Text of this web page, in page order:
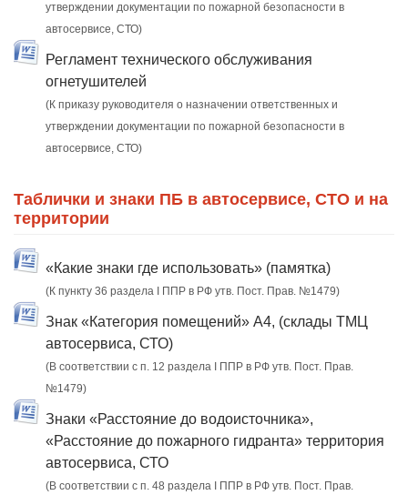
утверждении документации по пожарной безопасности в
автосервисе, СТО)
Регламент технического обслуживания
огнетушителей
(К приказу руководителя о назначении ответственных и
утверждении документации по пожарной безопасности в
автосервисе, СТО)
Таблички и знаки ПБ в автосервисе, СТО и на
территории
«Какие знаки где использовать» (памятка)
(К пункту 36 раздела I ППР в РФ утв. Пост. Прав. №1479)
Знак «Категория помещений» А4, (склады ТМЦ
автосервиса, СТО)
(В соответствии с п. 12 раздела I ППР в РФ утв. Пост. Прав.
№1479)
Знаки «Расстояние до водоисточника»,
«Расстояние до пожарного гидранта» территория
автосервиса, СТО
(В соответствии с п. 48 раздела I ППР в РФ утв. Пост. Прав.